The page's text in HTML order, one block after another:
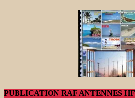
PUBLICATION RAF ANTENNES HF